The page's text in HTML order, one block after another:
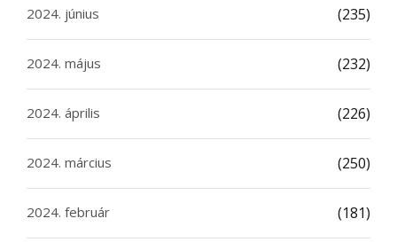
2024. június (235)
2024. május (232)
2024. április (226)
2024. március (250)
2024. február (181)